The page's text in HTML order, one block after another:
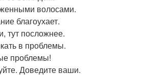
волосами.
благоухает.
тут посложнее.
в проблемы.
проблемы!
Доведите ваши.